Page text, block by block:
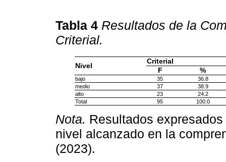
Tabla 4 Resultados de la
Criterial.
Nivel
Criterial
F
%
bajo 35
36.8
medio
37
38.9
alto
23
24.2
Total
95 100.0
Nota. Resultados
nivel alcanzado en la
(2023).